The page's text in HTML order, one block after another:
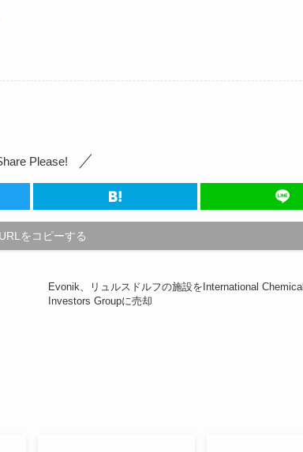
Please!
URLをコピーする
Evonik、リュルスドルフの施設をInternational Chemical
Investors Groupに売却